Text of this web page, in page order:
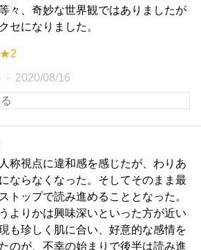
々、奇妙な世界観ではありましたが
セになりました。
★2
2020/08/16
称視点に違和感を感じたが、わりあ
ならなくなった。そしてそのまま最
トップで読み進めることとなった。
よりかは興味深いといった方が近い
も珍しく肌に合い、好意的な感情を
のが、不幸の始まりで後半は読み進